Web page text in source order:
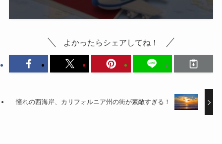
よかったらシェアしてね！
憧れの西海岸、カリフォルニア州の街が素敵すぎる！